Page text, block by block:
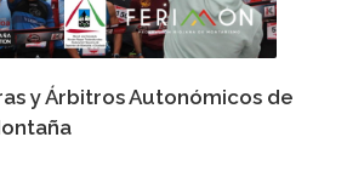
y Árbitros Autonómicos de